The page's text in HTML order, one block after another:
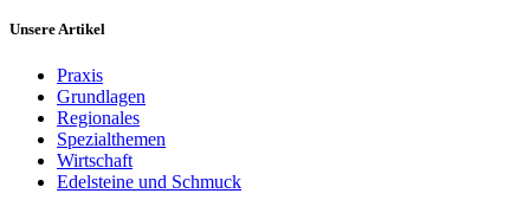
Unsere Artikel
Praxis
Grundlagen
Regionales
Spezialthemen
Wirtschaft
Edelsteine und Schmuck